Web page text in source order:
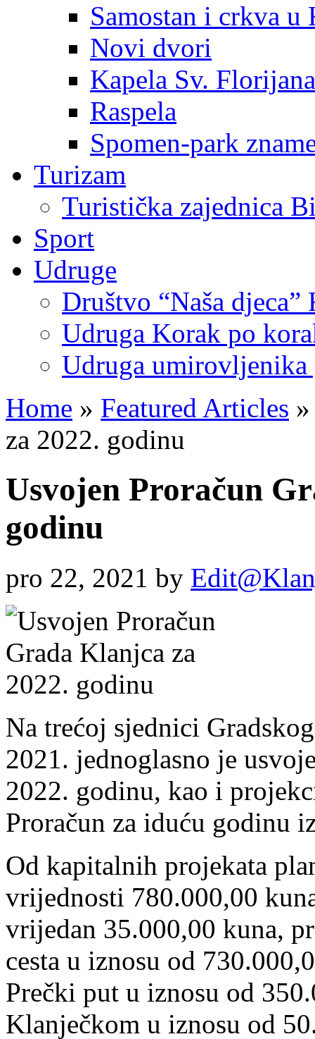
Samostan i crkva u
Novi dvori
Kapela Sv. Florijana
Raspela
Spomen-park
Turizam
Turistička zajednica
Sport
Udruge
Društvo “Naša djeca”
Udruga Korak po
Udruga umirovljenika
Home » Featured Articles »
za 2022. godinu
Usvojen Proračun
godinu
pro 22, 2021 by
Na trećoj sjednici
2021. jednoglasno je
2022. godinu, kao i
Proračun za iduću godinu
Od kapitalnih projekata
vrijednosti 780.000,00
vrijedan 35.000,00 kuna,
cesta u iznosu od
Prečki put u iznosu od
Klanječkom u iznosu od